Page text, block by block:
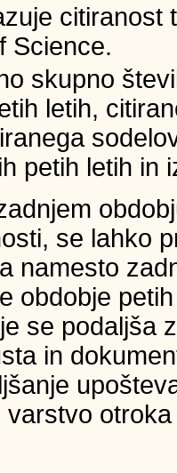
citiranost
Science.
skupno
letih,
petih letih in
se lahko
namesto
obdobje
se podaljša
in